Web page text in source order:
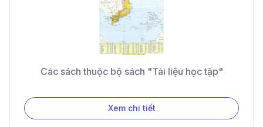
Các sách thuộc bộ sách "Tài liệu học tập"
Xem chi tiết